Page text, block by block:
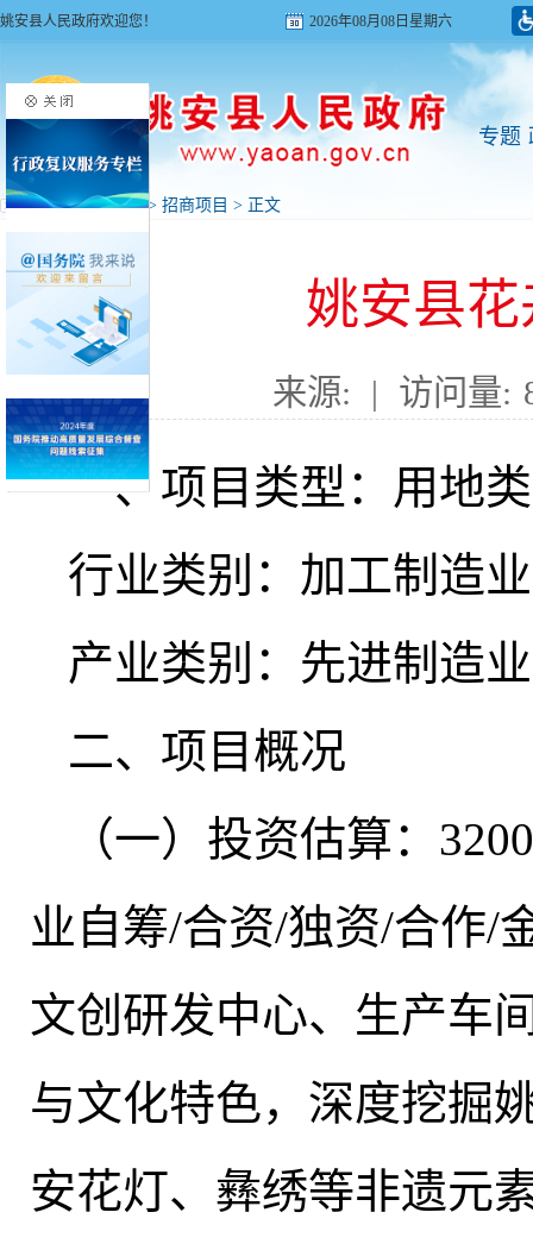
姚安县人民政府欢迎您！ 2026年08月08日星期六
专题
首页>投资姚安> 招商项目 > 正文
姚安县
来源: | 访问量:
一、项目类型：用地
行业类别：加工制造业
产业类别：先进制造
二、项目概况
（一）投资估算：
业自筹/合资/独资/合作/
文创研发中心、生产车
与文化特色，深度挖掘
安花灯、彝绣等非遗元